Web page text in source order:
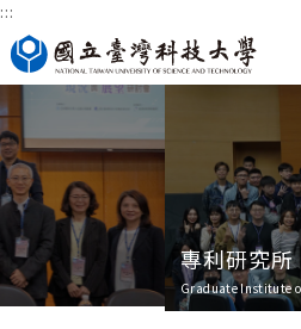
跳
到
主
要
容
區
:::
國立臺灣科技大學首頁
專利研究所
Graduate Institute of Patent